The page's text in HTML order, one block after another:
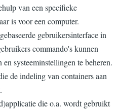
van een specifieke
is voor een computer.
gebruikersinterface in
commando's kunnen
systeeminstellingen te beheren.
de indeling van containers aan
die o.a. wordt gebruikt